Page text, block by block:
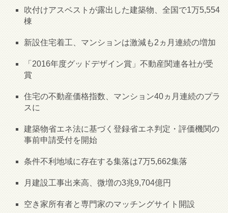
吹付けアスベストが露出した建築物、全国で1万5,554
棟
新設住宅着工、マンションは激減も2ヵ月連続の増加
「2016年度グッドデザイン賞」不動産関連各社が受
賞
住宅の不動産価格指数、マンション40ヵ月連続のプラ
スに
建築物省エネ法に基づく登録省エネ判定・評価機関の
事前申請受付を開始
条件不利地域に存在する集落は7万5,662集落
月建設工事出来高、微増の3兆9,704億円
空き家所有者と専門家のマッチングサイト開設